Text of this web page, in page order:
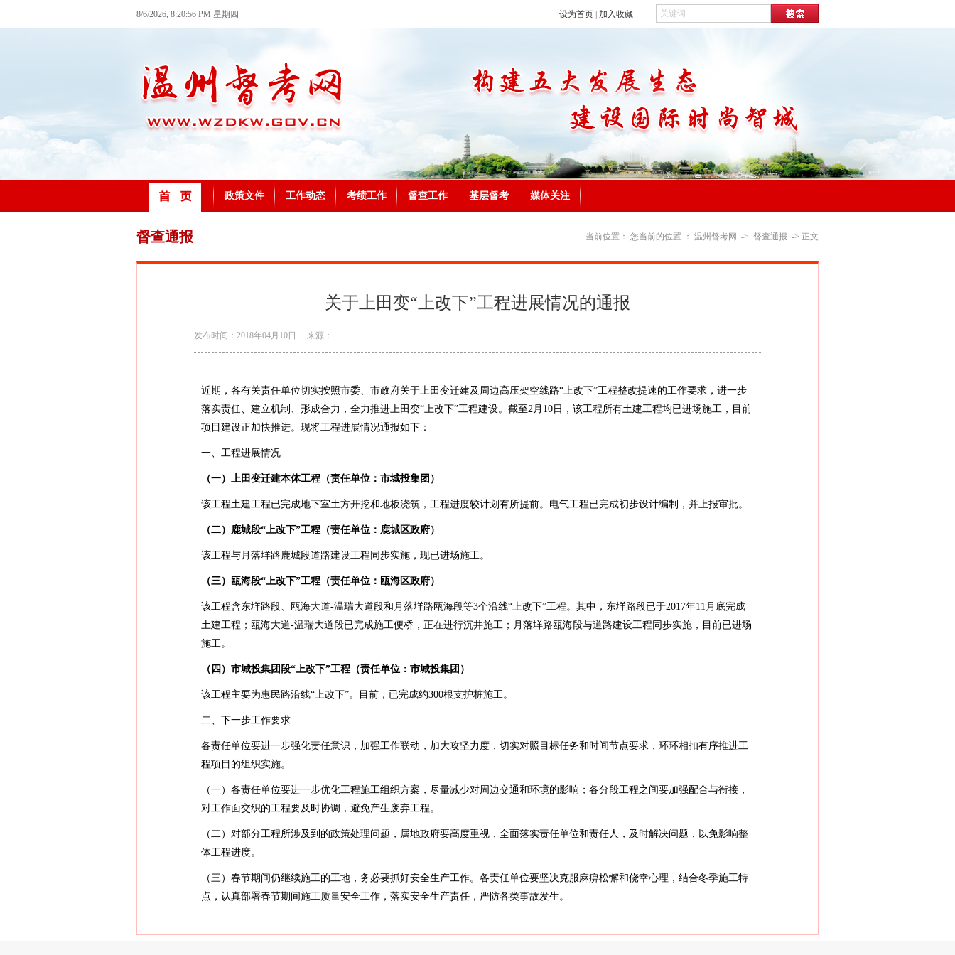
设为首页 加入收藏
8/6/2026, 8:20:56 PM 星期四
政策文件 工作动态 考绩工作 督查工作 基层督考 媒体关注
当前位置： 您当前的位置 ： 温州督考网 -> 督查通报 -> 正文
督查通报
关于上田变“上改下”工程进展情况的通报
发布时间：2018年04月10日 来源：
近期，各有关责任单位切实按照市委、市政府关于上田变迁建及周边高压架空线路“上改下”工程整改提速的工作要求，进一步
落实责任、建立机制、形成合力，全力推进上田变“上改下”工程建设。截至2月10日，该工程所有土建工程均已进场施工，目前
项目建设正加快推进。现将工程进展情况通报如下：
一、工程进展情况
（一）上田变迁建本体工程（责任单位：市城投集团）
该工程土建工程已完成地下室土方开挖和地板浇筑，工程进度较计划有所提前。电气工程已完成初步设计编制，并上报审批。
（二）鹿城段“上改下”工程（责任单位：鹿城区政府）
该工程与月落垟路鹿城段道路建设工程同步实施，现已进场施工。
（三）瓯海段“上改下”工程（责任单位：瓯海区政府）
该工程含东垟路段、瓯海大道-温瑞大道段和月落垟路瓯海段等3个沿线“上改下”工程。其中，东垟路段已于2017年11月底完成
土建工程；瓯海大道-温瑞大道段已完成施工便桥，正在进行沉井施工；月落垟路瓯海段与道路建设工程同步实施，目前已进场
施工。
（四）市城投集团段“上改下”工程（责任单位：市城投集团）
该工程主要为惠民路沿线“上改下”。目前，已完成约300根支护桩施工。
二、下一步工作要求
各责任单位要进一步强化责任意识，加强工作联动，加大攻坚力度，切实对照目标任务和时间节点要求，环环相扣有序推进工
程项目的组织实施。
（一）各责任单位要进一步优化工程施工组织方案，尽量减少对周边交通和环境的影响；各分段工程之间要加强配合与衔接，
对工作面交织的工程要及时协调，避免产生废弃工程。
（二）对部分工程所涉及到的政策处理问题，属地政府要高度重视，全面落实责任单位和责任人，及时解决问题，以免影响整
体工程进度。
（三）春节期间仍继续施工的工地，务必要抓好安全生产工作。各责任单位要坚决克服麻痹松懈和侥幸心理，结合冬季施工特
点，认真部署春节期间施工质量安全工作，落实安全生产责任，严防各类事故发生。